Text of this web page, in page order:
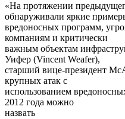
«На протяжении
обнаруживали яркие
вредоносных программ,
компаниям и критически
важным объектам
Уифер (Vincent Weafer),
старший вице-президент
крупных атак с
использованием
2012 года можно
назвать